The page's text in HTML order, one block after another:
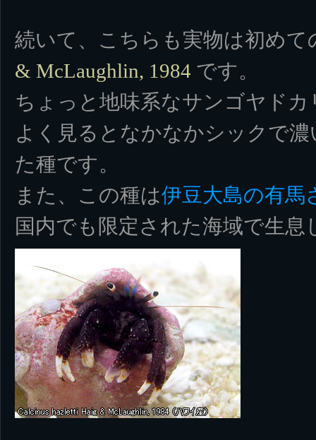
続いて、こちらも実物は初めて
& McLaughlin, 1984 です。
ちょっと地味系なサンゴヤド
よく見るとなかなかシックで
た種です。
また、この種は伊豆大島の有馬
国内でも限定された海域で生